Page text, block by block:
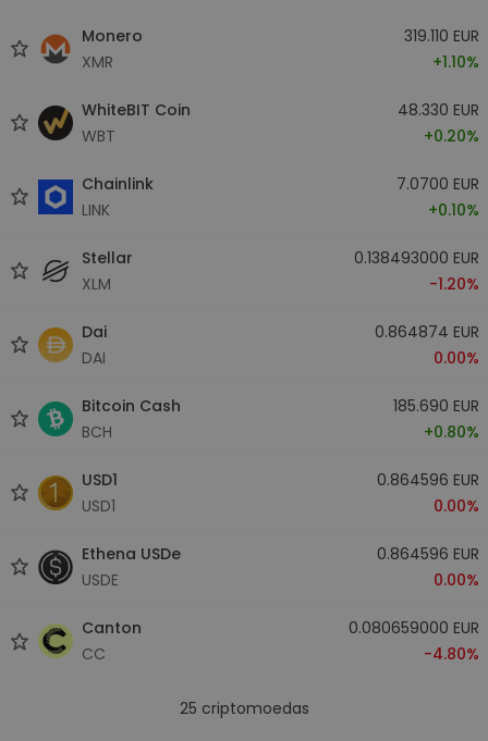
Monero
XMR
319.110 EUR
+1.10%
WhiteBIT Coin
WBT
48.330 EUR
+0.20%
Chainlink
LINK
7.0700 EUR
+0.10%
Stellar
XLM
0.138493000 EUR
-1.20%
Dai
DAI
0.864874 EUR
0.00%
Bitcoin Cash
BCH
185.690 EUR
+0.80%
USD1
USD1
0.864596 EUR
0.00%
Ethena USDe
USDE
0.864596 EUR
0.00%
Canton
CC
0.080659000 EUR
-4.80%
25 criptomoedas